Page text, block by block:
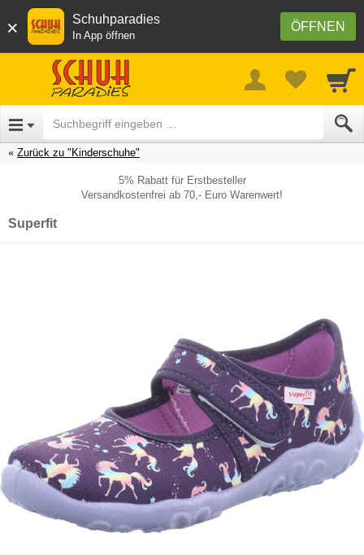
× ÖFFNEN
Schuhparadies
In App öffnen
Zurück zu "Kinderschuhe"
5% Rabatt für Erstbesteller
Versandkostenfrei ab 70,- Euro Warenwert!
Superfit